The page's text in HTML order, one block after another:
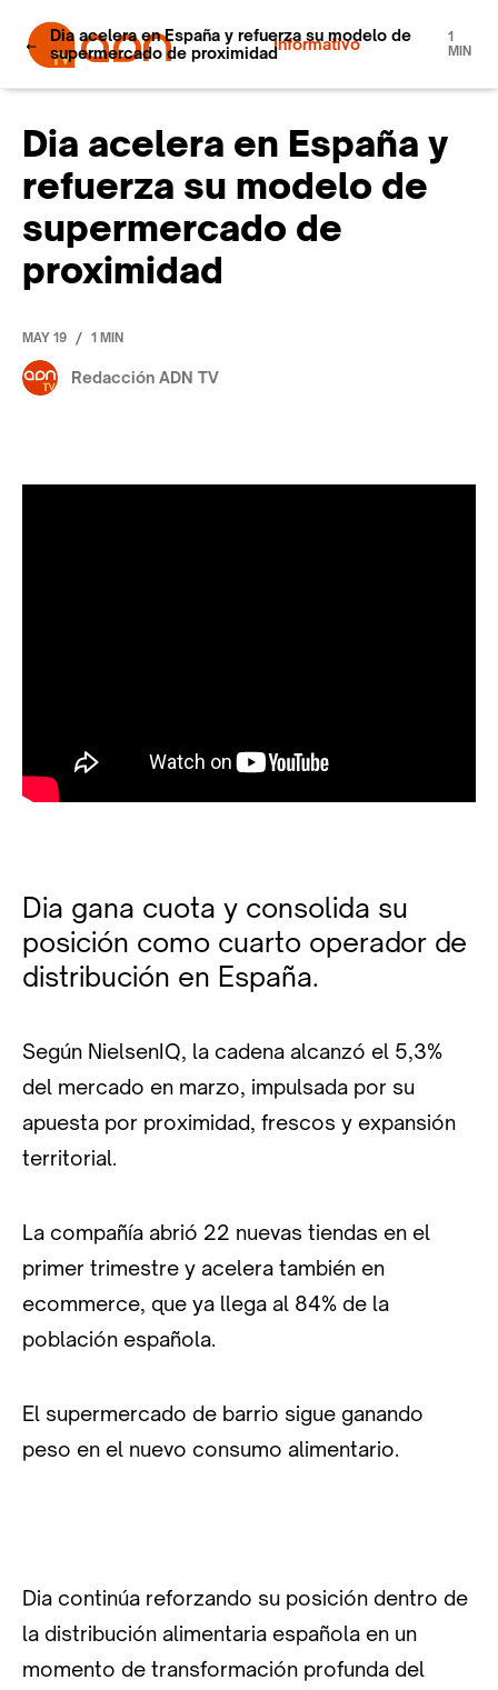
Informativo
Dia acelera en España y refuerza su modelo de
supermercado de proximidad
1
MIN
Dia acelera en España y
refuerza su modelo de
supermercado de
proximidad
MAY 19 / 1 MIN
Redacción ADN TV
Dia gana cuota y consolida su
posición como cuarto operador de
distribución en España.
Según NielsenIQ, la cadena alcanzó el 5,3%
del mercado en marzo, impulsada por su
apuesta por proximidad, frescos y expansión
territorial.
La compañía abrió 22 nuevas tiendas en el
primer trimestre y acelera también en
ecommerce, que ya llega al 84% de la
población española.
El supermercado de barrio sigue ganando
peso en el nuevo consumo alimentario.
Dia continúa reforzando su posición dentro de
la distribución alimentaria española en un
momento de transformación profunda del